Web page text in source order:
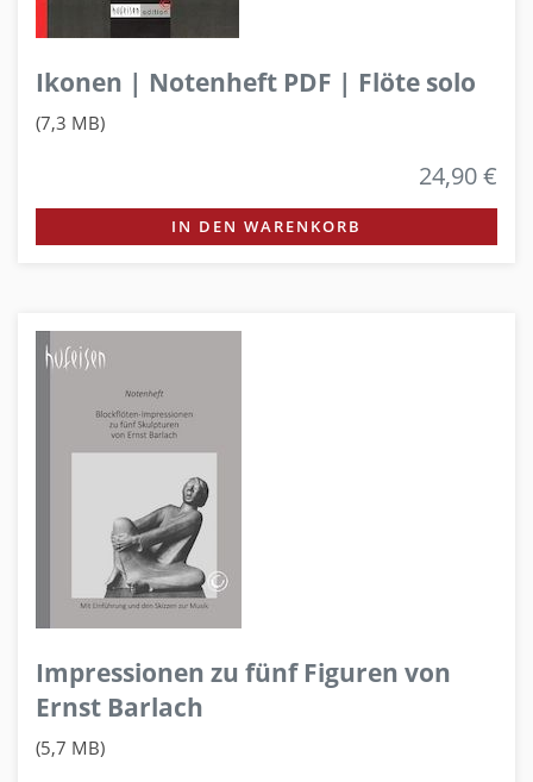
Ikonen | Notenheft PDF | Flöte solo
(7,3 MB)
24,90 €
IN DEN WARENKORB
Impressionen zu fünf Figuren von
Ernst Barlach
(5,7 MB)